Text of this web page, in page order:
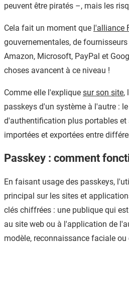
peuvent être piratés –, mais les
Cela fait un moment que l'alliance
gouvernementales, de
Amazon, Microsoft, PayPal et
choses avancent à ce niveau !
Comme elle l'explique sur son site,
passkeys d'un système à l'autre :
d'authentification plus portables et
importées et exportées entre
Passkey : comment
En faisant usage des passkeys,
principal sur les sites et
clés chiffrées : une publique qui
au site web ou à l'application de
modèle, reconnaissance faciale